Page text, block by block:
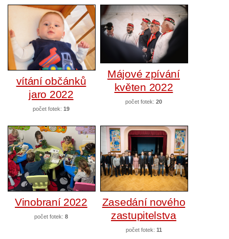
vítání občánků
jaro 2022
počet fotek: 19
Májové zpívání
květen 2022
počet fotek: 20
Vinobraní 2022
počet fotek: 8
Zasedání nového
zastupitelstva
počet fotek: 11